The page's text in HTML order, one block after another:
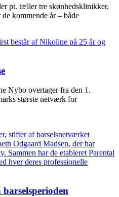
pt. tæller tre skønhedsklinikker,
kommende år – både
Nybo overtager fra den 1.
største netværk for